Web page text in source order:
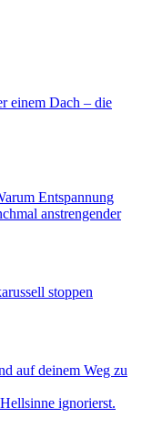
einem Dach – die
Entspannung
anstrengender
stoppen
auf deinem Weg zu
ignorierst.